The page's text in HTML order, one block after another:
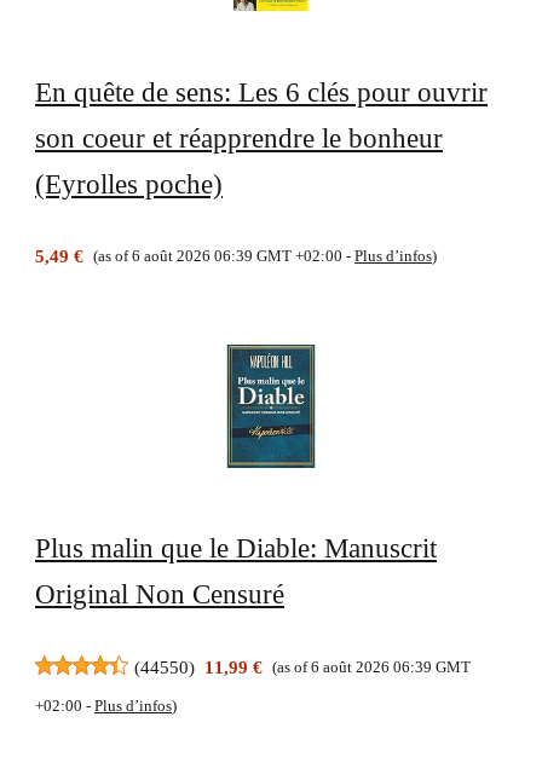
En quête de sens: Les 6 clés pour ouvrir
son coeur et réapprendre le bonheur
(Eyrolles poche)
5,49 € (as of 6 août 2026 06:39 GMT +02:00 -Plus d’infos)
Plus malin que le Diable: Manuscrit
Original Non Censuré
(44550) 11,99 € (as of 6 août 2026 06:39 GMT
+02:00 - Plus d’infos)